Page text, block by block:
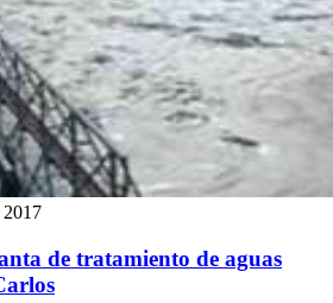
de tratamiento de aguas